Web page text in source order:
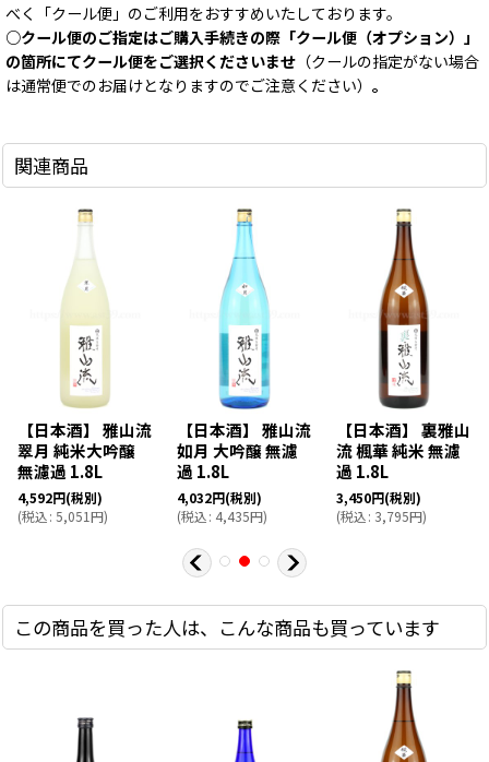
べく「クール便」のご利用をおすすめいたしております。
○クール便のご指定はご購入手続きの際「クール便（オプション）」
の箇所にてクール便をご選択くださいませ （クールの指定がない場合
は通常便でのお届けとなりますのでご注意ください） 。
関連商品
【日本酒】 雅山流
翠月 純米大吟醸
無濾過 1.8L
4,592円(税別)
(税込: 5,051円)
【日本酒】 雅山流
如月 大吟醸 無濾
過 1.8L
4,032円(税別)
(税込: 4,435円)
【日本酒】 裏雅山
流 楓華 純米 無濾
過 1.8L
3,450円(税別)
(税込: 3,795円)
この商品を買った人は、こんな商品も買っています